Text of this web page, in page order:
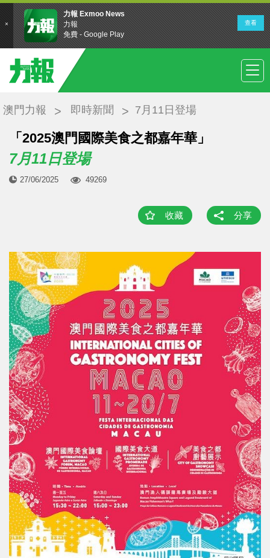
澳門力報 即時新聞 7月11日登場
「2025澳門國際美食之都嘉年華」
7月11日登場
27/06/2025 49269
收藏 分享